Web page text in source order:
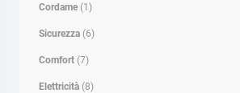
Cordame (1)
Sicurezza (6)
Comfort (7)
Elettricità (8)